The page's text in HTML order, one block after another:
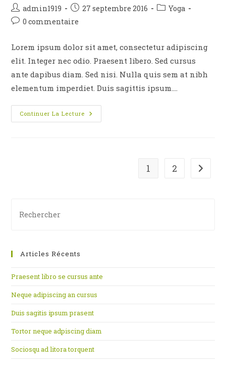
Auteur/autrice
de
admin1919
Publication
publiée :
27 septembre 2016
PostYoga
Commentaires
la
publication :
0 commentaire
Lorem ipsum dolor sit amet, consectetur adipiscing
elit. Integer nec odio. Praesent libero. Sed cursus
ante dapibus diam. Sed nisi. Nulla quis sem at nibh
elementum imperdiet. Duis sagittis ipsum.…
Continuer La Lecture Duis
Sagitis
1 2 Aller à
Articles Récents
Praesent libro se cursus ante
Neque adipiscing an cursus
Duis sagitis ipsum prasent
Tortor neque adpiscing diam
Sociosqu ad litora torquent